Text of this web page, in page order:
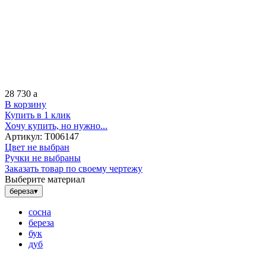
28 730 a
В корзину
Купить в 1 клик
Хочу купить, но нужно...
Артикул: Т006147
Цвет не выбран
Ручки не выбраны
Заказать товар по своему чертежу
Выберите материал
береза▾
сосна
береза
бук
дуб